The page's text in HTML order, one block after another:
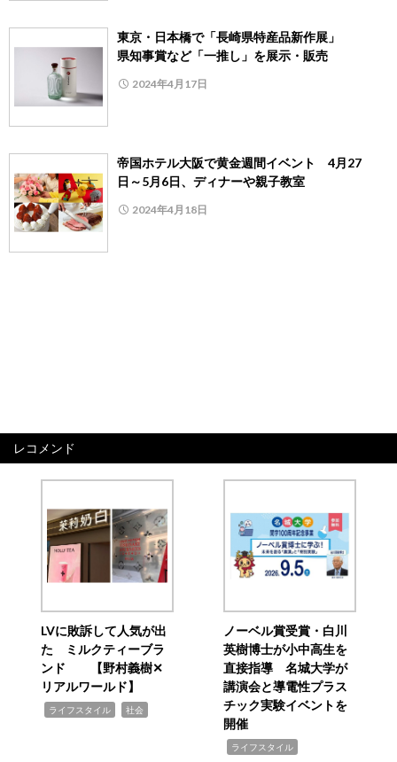
東京・日本橋で「長崎県特産品新作展」
県知事賞など「一推し」を展示・販売
2024年4月17日
帝国ホテル大阪で黄金週間イベント 4月27
日～5月6日、ディナーや親子教室
2024年4月18日
レコメンド
LVに敗訴して人気が出
た ミルクティーブラ
ンド 【野村義樹✕
リアルワールド】
ライフスタイル 社会
ノーベル賞受賞・白川
英樹博士が小中高生を
直接指導 名城大学が
講演会と導電性プラス
チック実験イベントを
開催
ライフスタイル